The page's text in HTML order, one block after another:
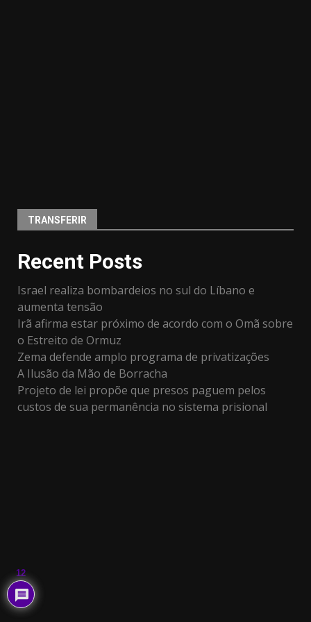
TRANSFERIR
Recent Posts
Israel realiza bombardeios no sul do Líbano e
aumenta tensão
Irã afirma estar próximo de acordo com o Omã sobre
o Estreito de Ormuz
Zema defende amplo programa de privatizações
A Ilusão da Mão de Borracha
Projeto de lei propõe que presos paguem pelos
custos de sua permanência no sistema prisional
12